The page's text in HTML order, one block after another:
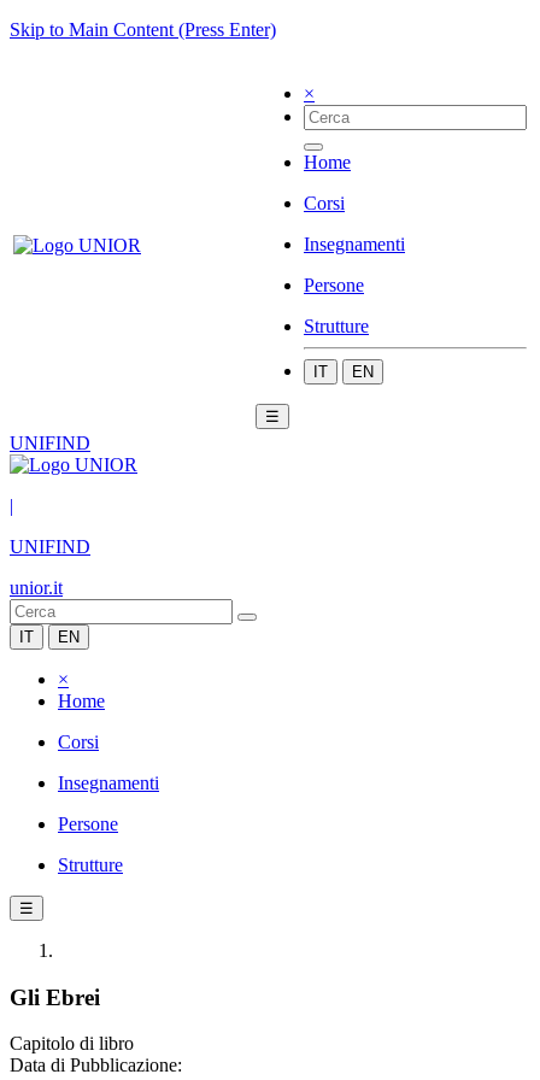
Skip to Main Content (Press Enter)
×
Home
Corsi
Insegnamenti
Persone
Strutture
IT EN
☰
UNIFIND
|
UNIFIND
unior.it
IT EN
×
Home
Corsi
Insegnamenti
Persone
Strutture
☰
Gli Ebrei
Capitolo di libro
Data di Pubblicazione: